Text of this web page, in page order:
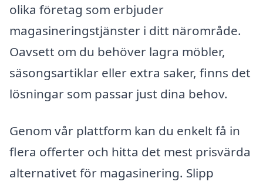
olika företag som erbjuder
magasineringstjänster i ditt närområde.
Oavsett om du behöver lagra möbler,
säsongsartiklar eller extra saker, finns det
lösningar som passar just dina behov.
Genom vår plattform kan du enkelt få in
flera offerter och hitta det mest prisvärda
alternativet för magasinering. Slipp